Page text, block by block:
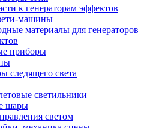
к генераторам эффектов
машины
материалы для генераторов
приборы
следящего света
светильники
шары
светом